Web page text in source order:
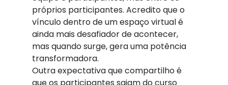
próprios participantes. Acredito que o
vínculo dentro de um espaço virtual é
ainda mais desafiador de acontecer,
mas quando surge, gera uma potência
transformadora.
Outra expectativa que compartilho é